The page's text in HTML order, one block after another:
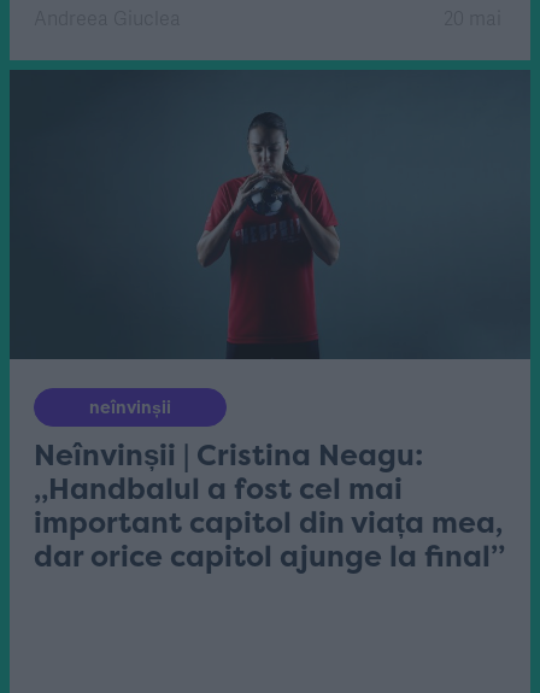
neînvinșii
Neînvinșii | Cristina Neagu:
„Handbalul a fost cel mai
important capitol din viața mea,
dar orice capitol ajunge la final”